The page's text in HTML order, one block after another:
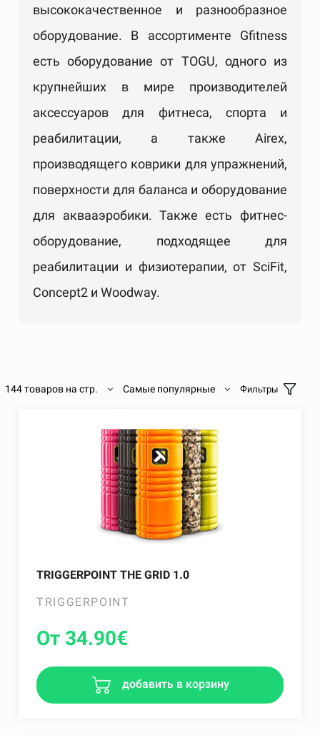
высококачественное и разнообразное
оборудование. В ассортименте Gfitness
есть оборудование от TOGU, одного из
крупнейших в мире производителей
аксессуаров для фитнеса, спорта и
реабилитации, а также Airex,
производящего коврики для упражнений,
поверхности для баланса и оборудование
для аквааэробики. Также есть фитнес-
оборудование, подходящее для
реабилитации и физиотерапии, от SciFit,
Concept2 и Woodway.
144 товаров на стр. Самые популярные Фильтры
TRIGGERPOINT THE GRID 1.0
TRIGGERPOINT
От 34.90€
добавить в корзину